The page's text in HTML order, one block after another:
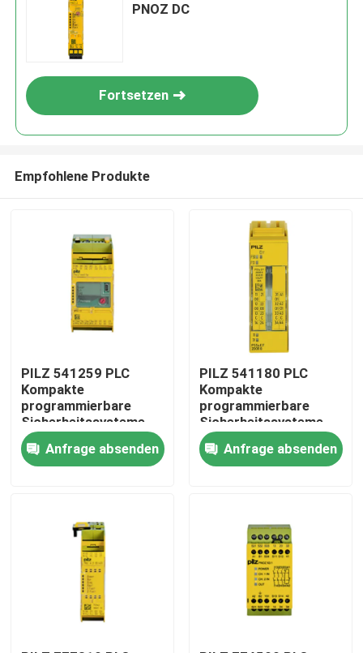
Zu Hause
Produkte
Über uns
PNOZ DC
Fortsetzen
Empfohlene Produkte
PILZ 541259 PLC
Kompakte
programmierbare
Sicherheitssysteme
Hochwertige
Originalvorräte
Anfrage absenden
PILZ 541180 PLC
Kompakte
programmierbare
Sicherheitssysteme
hohe Qualität
Originalbestand
Anfrage absenden